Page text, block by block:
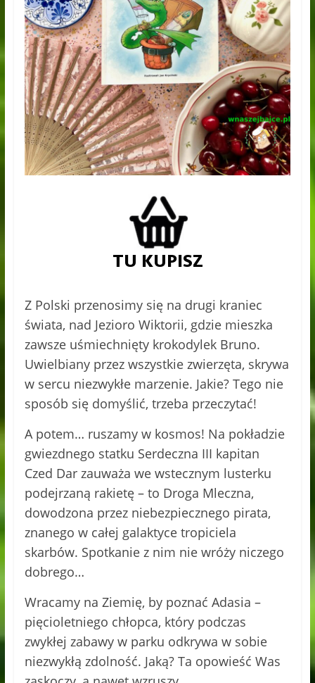
Z Polski przenosimy się na drugi kraniec
świata, nad Jezioro Wiktorii, gdzie mieszka
zawsze uśmiechnięty krokodylek Bruno.
Uwielbiany przez wszystkie zwierzęta, skrywa
w sercu niezwykłe marzenie. Jakie? Tego nie
sposób się domyślić, trzeba przeczytać!
A potem… ruszamy w kosmos! Na pokładzie
gwiezdnego statku Serdeczna III kapitan
Czed Dar zauważa we wstecznym lusterku
podejrzaną rakietę – to Droga Mleczna,
dowodzona przez niebezpiecznego pirata,
znanego w całej galaktyce tropiciela
skarbów. Spotkanie z nim nie wróży niczego
dobrego…
Wracamy na Ziemię, by poznać Adasia –
pięcioletniego chłopca, który podczas
zwykłej zabawy w parku odkrywa w sobie
niezwykłą zdolność. Jaką? Ta opowieść Was